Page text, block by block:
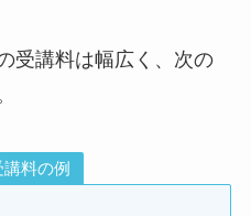
受講料は幅広く、次の
料の例